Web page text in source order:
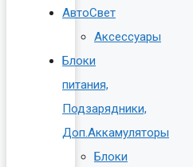
АвтоСвет
Аксессуары
Блоки
питания,
Подзарядники,
Доп.Аккамуляторы
Блоки